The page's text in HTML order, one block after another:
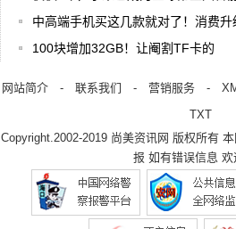
中高端手机买这几款就对了！消费升
100块增加32GB！让阉割TF卡的
网站简介- 联系我们 - 营销服务-
TXT
Copyright.2002-2019 尚美资讯网 版权所有
报 如有错误信息 欢